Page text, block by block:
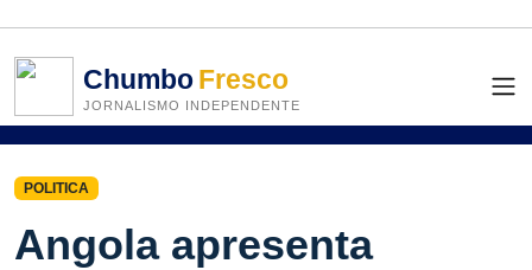
ChumboFresco
JORNALISMO INDEPENDENTE
POLITICA
Angola apresenta